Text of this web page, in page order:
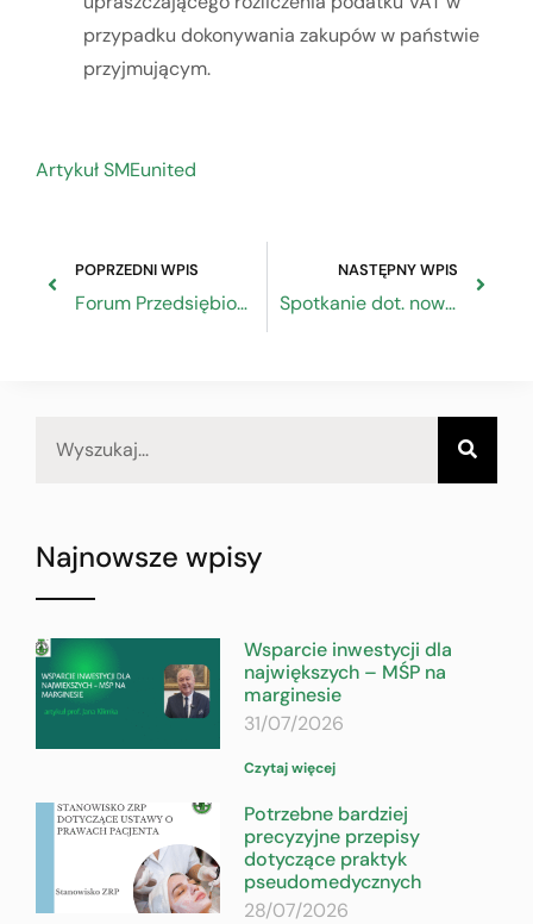
przypadku dokonywania zakupów w państwie
przyjmującym.
Artykuł SMEunited
POPRZEDNI WPIS
Forum Przedsiębiorczości organizowane przez PARP – 25.10.2022 r.
NASTĘPNY WPIS
Spotkanie dot. nowelizacji ustawy o Centralnej Ewidencji i Informacji o Działalności Gospodarczej i Punkcie Informacji dla Przedsiębiorcy – 7.10.2022 -10:00
Najnowsze wpisy
Wsparcie inwestycji dla
największych – MŚP na
marginesie
31/07/2026
Czytaj więcej
Potrzebne bardziej
precyzyjne przepisy
dotyczące praktyk
pseudomedycznych
28/07/2026